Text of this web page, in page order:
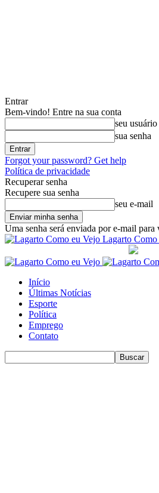
Entrar
Bem-vindo! Entre na sua conta
seu usuário
sua senha
Forgot your password? Get help
Política de privacidade
Recuperar senha
Recupere sua senha
seu e-mail
Uma senha será enviada por e-mail para
Lagarto Como
Início
Últimas Notícias
Esporte
Política
Emprego
Contato